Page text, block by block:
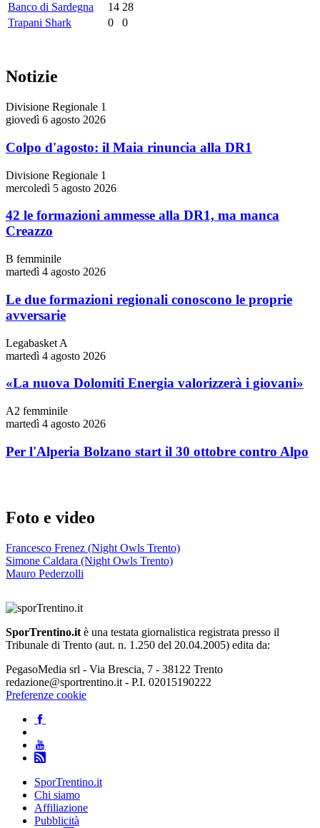
Banco di Sardegna
14 28
Trapani Shark
0 0
Notizie
Divisione Regionale 1
giovedì 6 agosto 2026
Colpo d'agosto: il Maia rinuncia alla DR1
Divisione Regionale 1
mercoledì 5 agosto 2026
42 le formazioni ammesse alla DR1, ma manca
Creazzo
B femminile
martedì 4 agosto 2026
Le due formazioni regionali conoscono le proprie
avversarie
Legabasket A
martedì 4 agosto 2026
«La nuova Dolomiti Energia valorizzerà i giovani»
A2 femminile
martedì 4 agosto 2026
Per l'Alperia Bolzano start il 30 ottobre contro Alpo
Foto e video
Francesco Frenez (Night Owls Trento)
Simone Caldara (Night Owls Trento)
Mauro Pederzolli
SporTrentino.it è una testata giornalistica registrata presso il
Tribunale di Trento (aut. n. 1.250 del 20.04.2005) edita da:
PegasoMedia srl - Via Brescia, 7 - 38122 Trento
redazione@sportrentino.it - P.I. 02015190222
Preferenze cookie
SporTrentino.it
Chi siamo
Affiliazione
Pubblicità